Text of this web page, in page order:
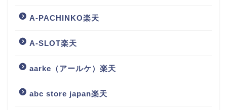
A-PACHINKO楽天
A-SLOT楽天
aarke（アールケ）楽天
abc store japan楽天